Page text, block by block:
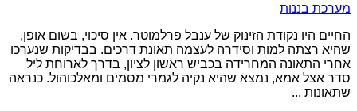
מערכת בננות
החיים היו נקודת הזינוק של ענבל פרלמוטר. אין סיכוי, בשום אופן,
שהיא רצתה למות וסידרה לעצמה תאונת דרכים. בבדיקות שנערכו
אחרי התאונה המחרידה בכביש ראשון לציון, בדרך לארוחת ליל
סדר אצל אמא, נמצא שהיא נקיה לגמרי מסמים ומאלכוהול. כנראה
שתאונות ...